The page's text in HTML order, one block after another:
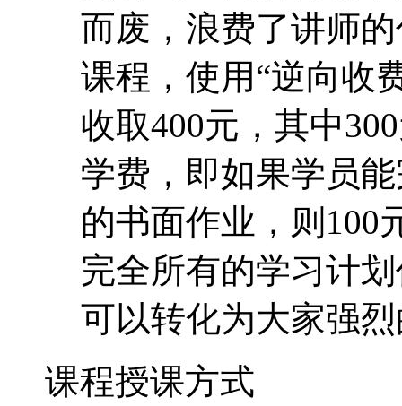
而废，浪费了讲师
课程，使用“逆向收
收取400元，其中
学费，即如果学员
的书面作业，则100
完全所有的学习计
可以转化为大家强
课程授课方式